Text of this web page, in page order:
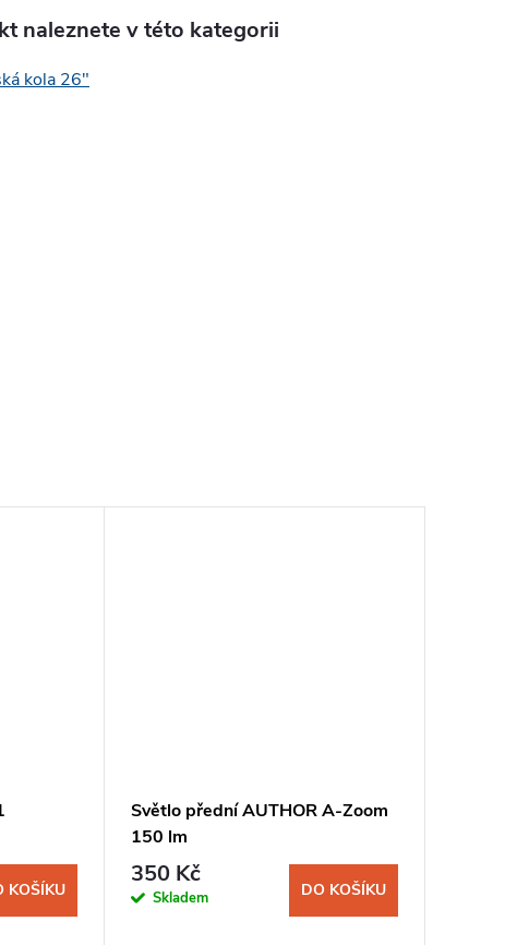
naleznete v této kategorii
kola 26"
KOŠÍKU
Světlo přední AUTHOR A-Zoom
150 lm
350 Kč
Skladem DO KOŠÍKU